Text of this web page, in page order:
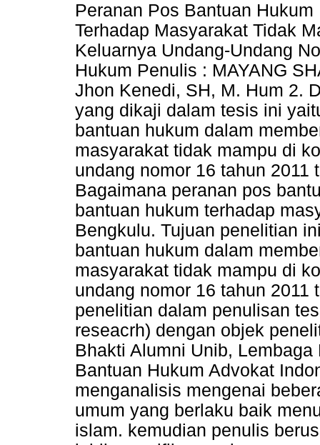
Peranan Pos Bantuan
Terhadap Masyarakat Tidak
Keluarnya Undang-Undang
Hukum Penulis : MAYANG
Jhon Kenedi, SH, M. Hum 2.
yang dikaji dalam tesis ini
bantuan hukum dalam
masyarakat tidak mampu di
undang nomor 16 tahun 2011
Bagaimana peranan pos
bantuan hukum terhadap
Bengkulu. Tujuan penelitian
bantuan hukum dalam
masyarakat tidak mampu di
undang nomor 16 tahun
penelitian dalam penulisan
reseacrh) dengan objek
Bhakti Alumni Unib,
Bantuan Hukum Advokat
menganalisis mengenai
umum yang berlaku baik
islam. kemudian penulis